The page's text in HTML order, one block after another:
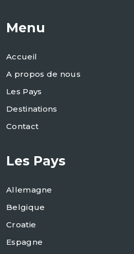
Menu
Accueil
A propos de nous
Les Pays
Destinations
Contact
Les Pays
Allemagne
Belgique
Croatie
Espagne